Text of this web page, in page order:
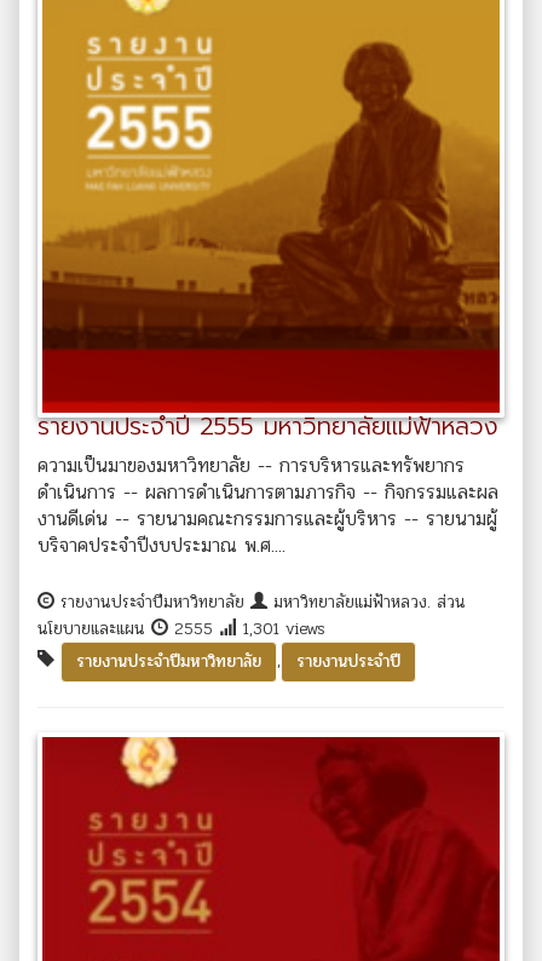
รายงานประจำปี 2555 มหาวิทยาลัยแม่ฟ้าหลวง
ความเป็นมาของมหาวิทยาลัย -- การบริหารและทรัพยากร
ดำเนินการ -- ผลการดำเนินการตามภารกิจ -- กิจกรรมและผล
งานดีเด่น -- รายนามคณะกรรมการและผู้บริหาร -- รายนามผู้
บริจาคประจำปีงบประมาณ พ.ศ....
รายงานประจำปีมหาวิทยาลัย
มหาวิทยาลัยแม่ฟ้าหลวง. ส่วน
นโยบายและแผน
2555
1,301 views
รายงานประจำปีมหาวิทยาลัย
, รายงานประจำปี